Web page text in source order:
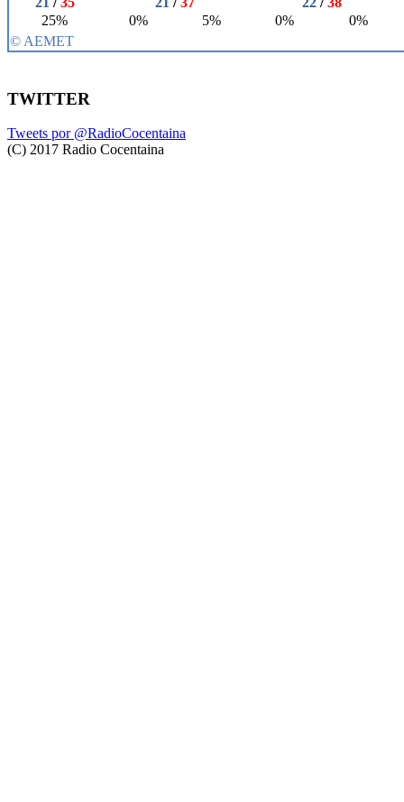
TWITTER
Tweets por @RadioCocentaina
(C) 2017 Radio Cocentaina